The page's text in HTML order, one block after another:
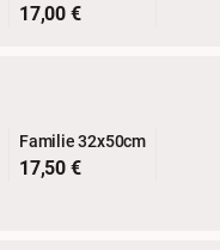
17,00 €
Familie 32x50cm
17,50 €